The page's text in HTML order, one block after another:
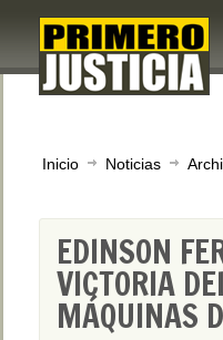
Inicio Noticias
EDINSON
VICTORIA
MÁQUINAS